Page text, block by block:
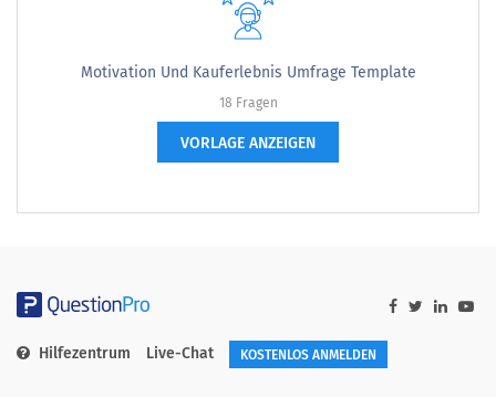
Motivation Und Kauferlebnis Umfrage Template
18 Fragen
VORLAGE ANZEIGEN
Hilfezentrum Live-Chat KOSTENLOS ANMELDEN